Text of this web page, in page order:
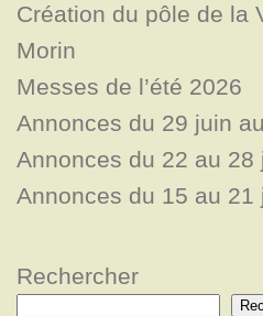
Création du pôle de la
Morin
Messes de l’été 2026
Annonces du 29 juin
Annonces du 22 au 28
Annonces du 15 au 21
Rechercher